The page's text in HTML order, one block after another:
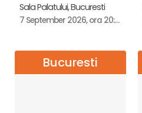
Sala Palatului, Bucuresti
7 September 2026, ora 20:00
Bucuresti